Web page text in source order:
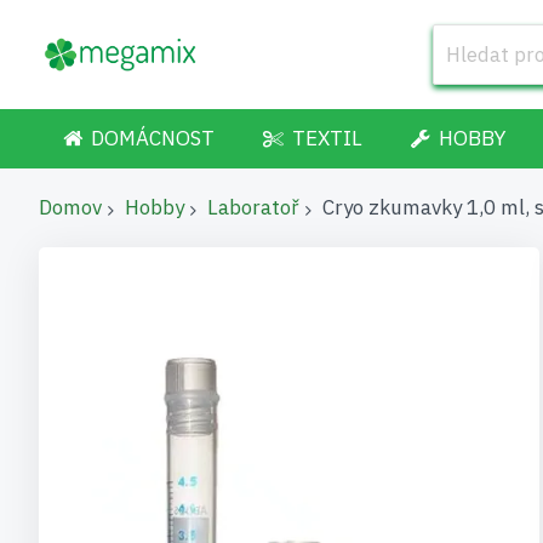
DOMÁCNOST TEXTIL HOBBY
Domov Hobby Laboratoř Cryo zkumavky 1,0 ml,